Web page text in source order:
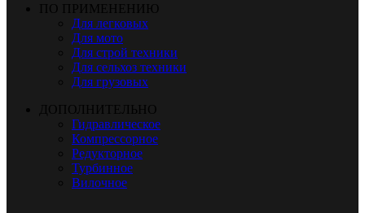
ПО ПРИМЕНЕНИЮ
Для легковых
Для мото
Для строй техники
Для сельхоз техники
Для грузовых
ДОПОЛНИТЕЛЬНО
Гидравлическое
Компрессорное
Редукторное
Турбинное
Вилочное